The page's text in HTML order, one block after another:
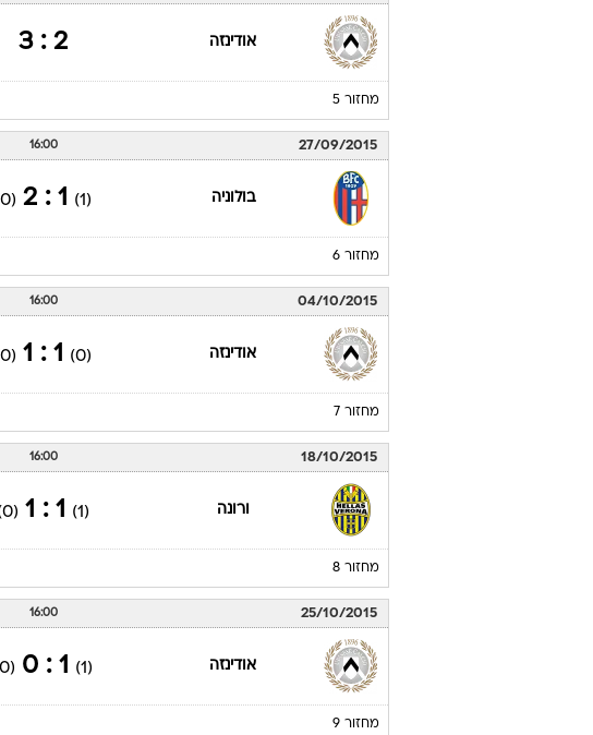
אודינזה 2 : 3
מחזור 5
27/09/2015
16:00
בולוניה (1)
1 : 2
(0)
מחזור 6
04/10/2015
16:00
אודינזה (0)
1 : 1
(0)
מחזור 7
18/10/2015
16:00
ורונה (1)
1 : 1
(0)
מחזור 8
25/10/2015
16:00
אודינזה (1)
1 : 0
(0)
מחזור 9